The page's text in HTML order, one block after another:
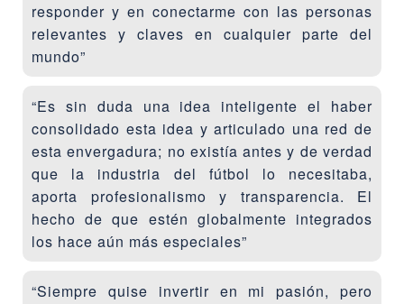
responder y en conectarme con las personas
relevantes y claves en cualquier parte del
mundo”
“Es sin duda una idea inteligente el haber
consolidado esta idea y articulado una red de
esta envergadura; no existía antes y de verdad
que la industria del fútbol lo necesitaba,
aporta profesionalismo y transparencia. El
hecho de que estén globalmente integrados
los hace aún más especiales”
“Siempre quise invertir en mi pasión, pero